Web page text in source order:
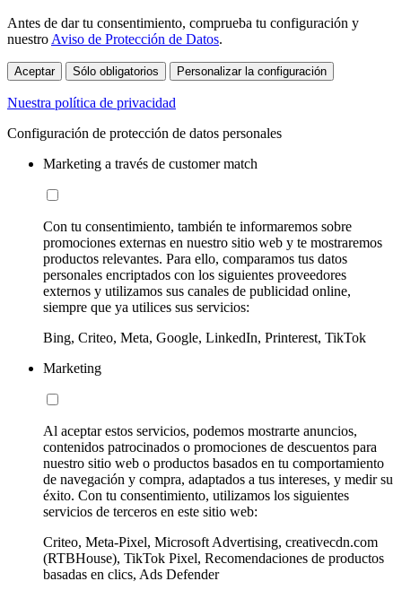
Antes de dar tu consentimiento, comprueba tu configuración y
nuestro Aviso de Protección de Datos.
Aceptar Sólo obligatorios Personalizar la configuración
Nuestra política de privacidad
Configuración de protección de datos personales
Marketing a través de customer match
Con tu consentimiento, también te informaremos sobre
promociones externas en nuestro sitio web y te mostraremos
productos relevantes. Para ello, comparamos tus datos
personales encriptados con los siguientes proveedores
externos y utilizamos sus canales de publicidad online,
siempre que ya utilices sus servicios:
Bing, Criteo, Meta, Google, LinkedIn, Printerest, TikTok
Marketing
Al aceptar estos servicios, podemos mostrarte anuncios,
contenidos patrocinados o promociones de descuentos para
nuestro sitio web o productos basados en tu comportamiento
de navegación y compra, adaptados a tus intereses, y medir su
éxito. Con tu consentimiento, utilizamos los siguientes
servicios de terceros en este sitio web:
Criteo, Meta-Pixel, Microsoft Advertising, creativecdn.com
(RTBHouse), TikTok Pixel, Recomendaciones de productos
basadas en clics, Ads Defender